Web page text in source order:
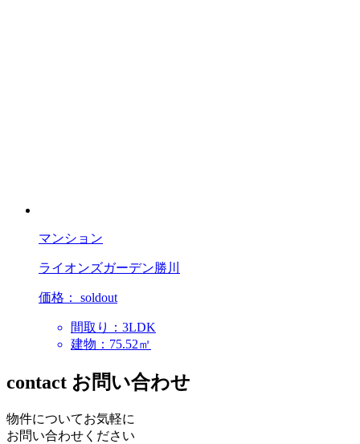
マンション
ライオンズガーデン勝川
価格： soldout
間取り：3LDK
建物：75.52㎡
contact お問い合わせ
物件についてお気軽に
お問い合わせください